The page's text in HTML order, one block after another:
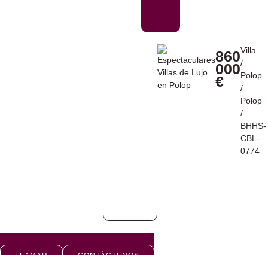
860
000
€
Villa
/
Polop
/
Polop
/
BHHS-
CBL-
0774